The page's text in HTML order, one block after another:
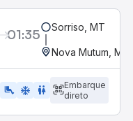
01:35 Sorriso, MT
Nova Mutum, MT
airline_seat_legroom_extra ac_unit wc
Embarque
direto